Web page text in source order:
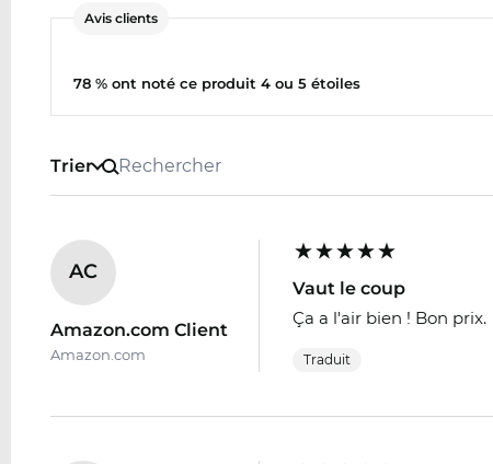
Avis clients
78 % ont noté ce produit 4 ou 5 étoiles
Trier
AC
Amazon.com Client
Amazon.com
Vaut le coup
Ça a l'air bien ! Bon prix.
Traduit